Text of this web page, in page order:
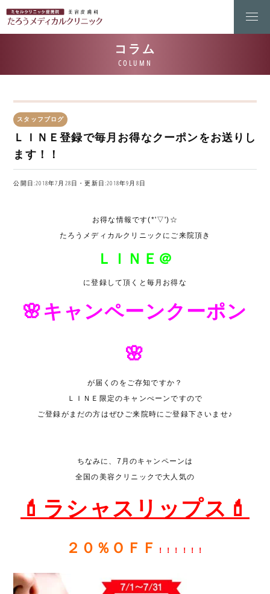
スタッフブログ
ＬＩＮＥ登録で毎月お得なクーポンをお送りし
ます！！
公開日:2018年7月28日・更新日:2018年9月8日
お得な情報です(*'▽')☆
たろうメディカルクリニックにご来院頂き
ＬＩＮＥ＠
に登録して頂くと毎月お得な
🌸キャンペーンクーポン
🌸
が届くのをご存知ですか？
ＬＩＮＥ限定のキャンぺーンですので
ご登録がまだの方はぜひご来院時にご登録下さいませ♪
ちなみに、7月のキャンペーンは
全国の美容クリニックで大人気の
💄ラシャスリップス💄
２０％ＯＦＦ ！！！！！！